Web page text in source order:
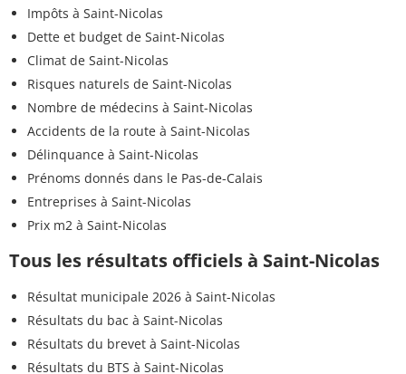
Impôts à Saint-Nicolas
Dette et budget de Saint-Nicolas
Climat de Saint-Nicolas
Risques naturels de Saint-Nicolas
Nombre de médecins à Saint-Nicolas
Accidents de la route à Saint-Nicolas
Délinquance à Saint-Nicolas
Prénoms donnés dans le Pas-de-Calais
Entreprises à Saint-Nicolas
Prix m2 à Saint-Nicolas
Tous les résultats officiels à Saint-Nicolas
Résultat municipale 2026 à Saint-Nicolas
Résultats du bac à Saint-Nicolas
Résultats du brevet à Saint-Nicolas
Résultats du BTS à Saint-Nicolas